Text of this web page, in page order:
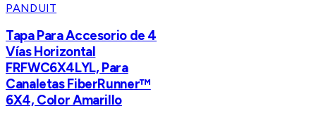
PANDUIT
Tapa Para Accesorio de 4
Vías Horizontal
FRFWC6X4LYL, Para
Canaletas FiberRunner™
6X4, Color Amarillo